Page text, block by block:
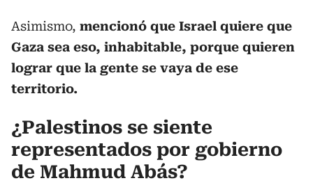
Asimismo, mencionó que Israel quiere que
Gaza sea eso, inhabitable, porque quieren
lograr que la gente se vaya de ese
territorio.
¿Palestinos se siente
representados por gobierno
de Mahmud Abás?